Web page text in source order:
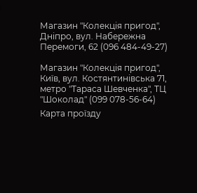
Магазин "Колекція пригод",
Дніпро, вул. Набережна
Перемоги, 62 (096 484-49-27)
Магазин "Колекція пригод",
Київ, вул. Костянтинівська 71,
метро "Тараса Шевченка", ТЦ
"Шоколад" (099 078-56-64)
Карта проїзду